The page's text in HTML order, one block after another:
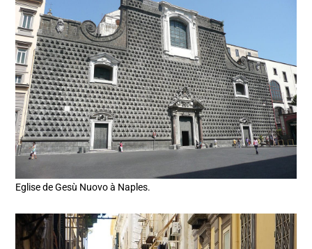
Eglise de Gesù Nuovo à Naples.